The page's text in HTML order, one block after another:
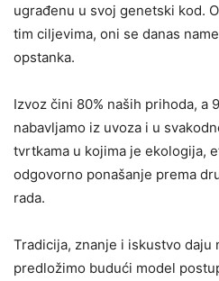
ugrađenu u svoj genetski kod.
tim ciljevima, oni se danas
opstanka.
Izvoz čini 80% naših prihoda, a
nabavljamo iz uvoza i u
tvrtkama u kojima je ekologija,
odgovorno ponašanje prema
rada.
Tradicija, znanje i iskustvo daju
predložimo budući model